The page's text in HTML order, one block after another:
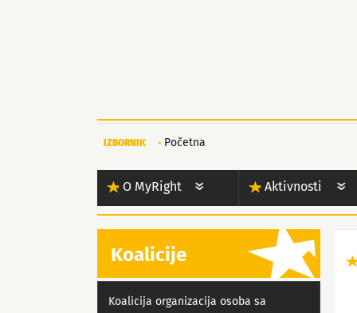
IZBORNIK Početna
O MyRight Aktivnosti
Koalicije
Koalicija organizacija osoba sa